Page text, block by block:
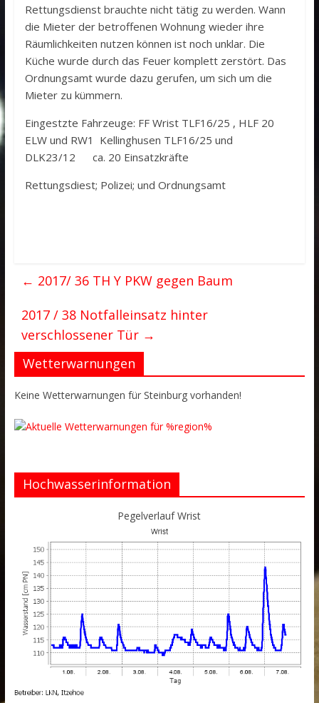
Rettungsdienst brauchte nicht tätig zu werden. Wann
die Mieter der betroffenen Wohnung wieder ihre
Räumlichkeiten nutzen können ist noch unklar. Die
Küche wurde durch das Feuer komplett zerstört. Das
Ordnungsamt wurde dazu gerufen, um sich um die
Mieter zu kümmern.
Eingestzte Fahrzeuge: FF Wrist TLF16/25 , HLF 20
ELW und RW1 Kellinghusen TLF16/25 und
DLK23/12 ca. 20 Einsatzkräfte
Rettungsdiest; Polizei; und Ordnungsamt
← 2017/ 36 TH Y PKW gegen Baum
2017 / 38 Notfalleinsatz hinter
verschlossener Tür →
Wetterwarnungen
Keine Wetterwarnungen für Steinburg vorhanden!
Hochwasserinformation
Pegelverlauf Wrist